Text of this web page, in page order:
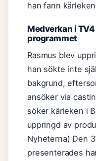
han fann
Medverkan i
programmet
Rasmus blev
han sökte inte
bakgrund,
ansöker via
söker kärleken i
uppringd av
Nyheterna) Den
presenterades